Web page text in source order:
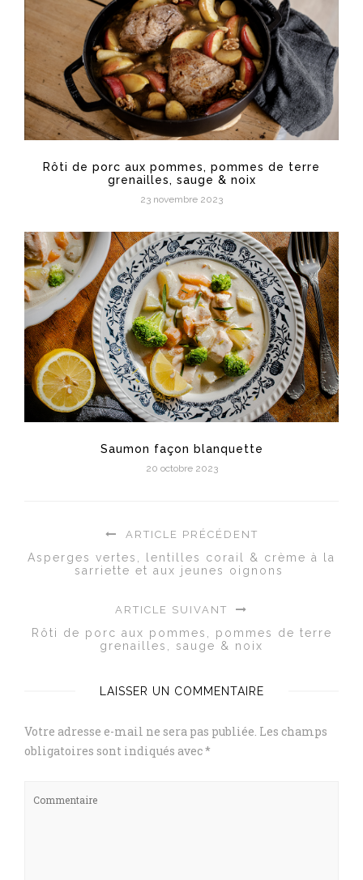
Rôti de porc aux pommes, pommes de terre
grenailles, sauge & noix
23 novembre 2023
Saumon façon blanquette
20 octobre 2023
ARTICLE PRÉCÉDENT
Asperges vertes, lentilles corail & crème à la
sarriette et aux jeunes oignons
ARTICLE SUIVANT
Rôti de porc aux pommes, pommes de terre
grenailles, sauge & noix
LAISSER UN COMMENTAIRE
Votre adresse e-mail ne sera pas publiée. Les champs
obligatoires sont indiqués avec*